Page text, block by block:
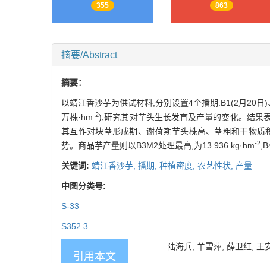
355 863
摘要/Abstract
摘要：
以靖江香沙芋为供试材料,分别设置4个播期:B1(2月20
万株·hm-2),研究其对芋头生长发育及产量的变化。结果
其互作对块茎形成期、谢荷期芋头株高、茎粗和干物
势。商品芋产量则以B3M2处理最高,为13 936 kg·hm-2
关键词: 靖江香沙芋, 播期, 种植密度, 农艺性状, 产量
中图分类号:
S-33
S352.3
引用本文
陆海兵, 羊雪萍, 薛卫红, 王